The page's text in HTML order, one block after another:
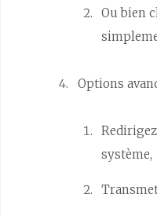
Ou bien
Options
système,